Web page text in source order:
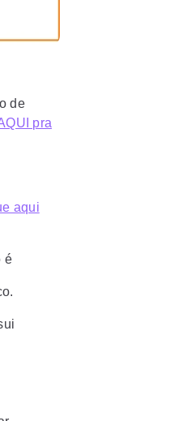
de
pra
aqui
é